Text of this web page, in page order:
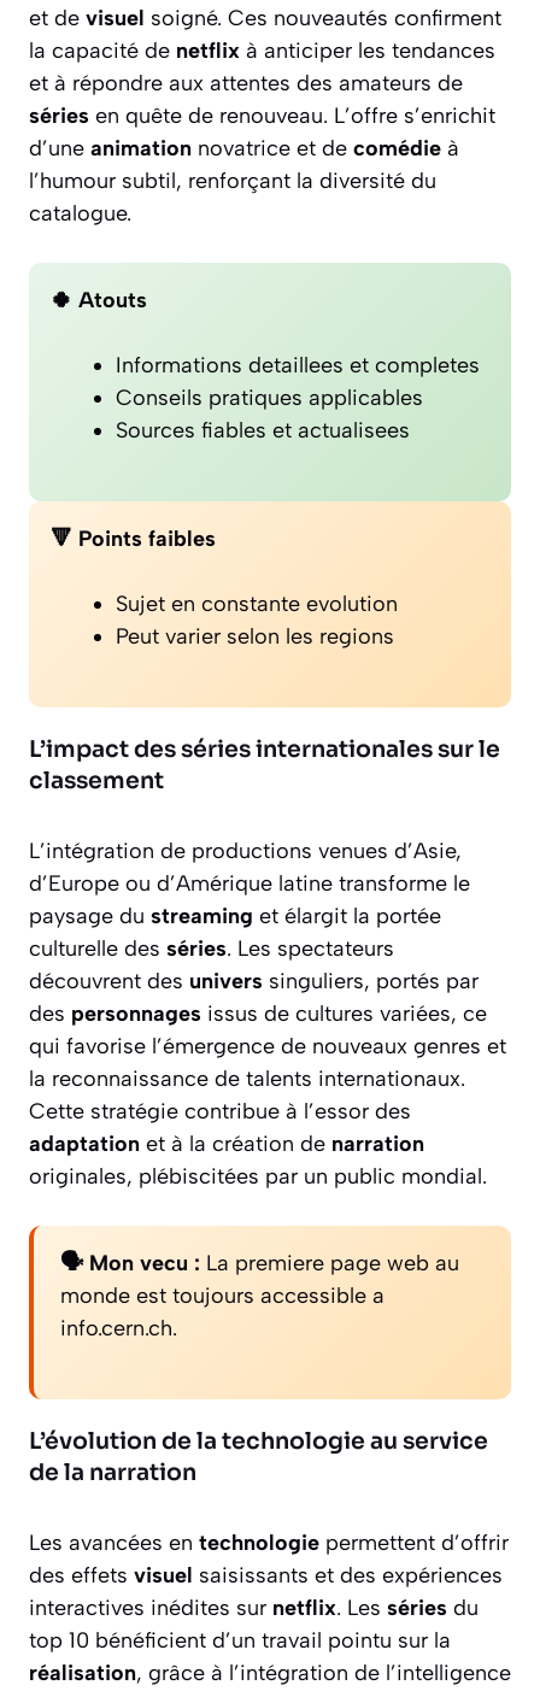
et de visuel soigné. Ces nouveautés confirment
la capacité de netflix à anticiper les tendances
et à répondre aux attentes des amateurs de
séries en quête de renouveau. L’offre s’enrichit
d’une animation novatrice et de comédie à
l’humour subtil, renforçant la diversité du
catalogue.
🍀 Atouts
Informations detaillees et completes
Conseils pratiques applicables
Sources fiables et actualisees
🔻 Points faibles
Sujet en constante evolution
Peut varier selon les regions
L’impact des séries internationales sur le
classement
L’intégration de productions venues d’Asie,
d’Europe ou d’Amérique latine transforme le
paysage du streaming et élargit la portée
culturelle des séries. Les spectateurs
découvrent des univers singuliers, portés par
des personnages issus de cultures variées, ce
qui favorise l’émergence de nouveaux genres et
la reconnaissance de talents internationaux.
Cette stratégie contribue à l’essor des
adaptation et à la création de narration
originales, plébiscitées par un public mondial.
🗣️ Mon vecu : La premiere page web au
monde est toujours accessible a
info.cern.ch.
L’évolution de la technologie au service
de la narration
Les avancées en technologie permettent d’offrir
des effets visuel saisissants et des expériences
interactives inédites sur netflix. Les séries du
top 10 bénéficient d’un travail pointu sur la
réalisation, grâce à l’intégration de l’intelligence